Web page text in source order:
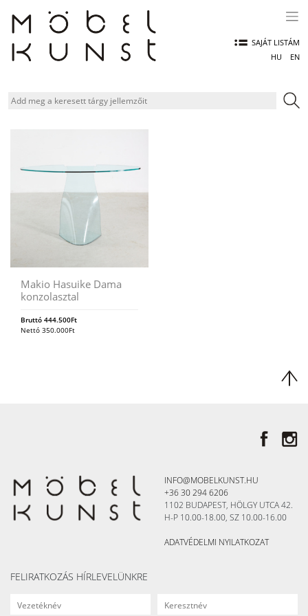
content
SAJÁT LISTÁM
HU
EN
Makio Hasuike Dama
konzolasztal
Bruttó 444.500Ft
Nettó 350.000Ft
INFO@MOBELKUNST.HU
+36 30 294 6206
1102 BUDAPEST, HÖLGY UTCA 42.
H-P 10.00-18.00, SZ 10.00-16.00
ADATVÉDELMI NYILATKOZAT
FELIRATKOZÁS HÍRLEVELÜNKRE